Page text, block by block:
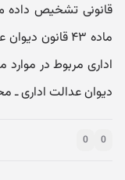
ماده ۴۳ قانون
اداری مربوط در
دیوان عدالت اداری ـ
0
0